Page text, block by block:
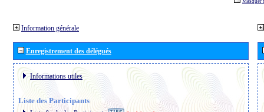
Information générale
Enregistrement des délégués
Informations utiles
Liste des Participants